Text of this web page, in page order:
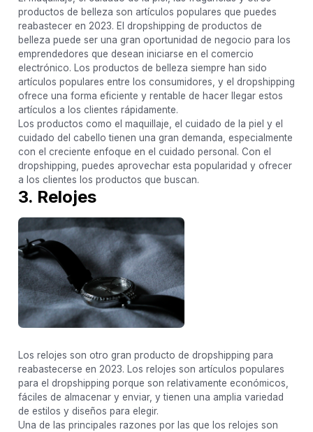
productos de belleza son artículos populares que puedes
reabastecer en 2023. El dropshipping de productos de
belleza puede ser una gran oportunidad de negocio para los
emprendedores que desean iniciarse en el comercio
electrónico. Los productos de belleza siempre han sido
artículos populares entre los consumidores, y el dropshipping
ofrece una forma eficiente y rentable de hacer llegar estos
artículos a los clientes rápidamente.
Los productos como el maquillaje, el cuidado de la piel y el
cuidado del cabello tienen una gran demanda, especialmente
con el creciente enfoque en el cuidado personal. Con el
dropshipping, puedes aprovechar esta popularidad y ofrecer
a los clientes los productos que buscan.
3. Relojes
Los relojes son otro gran producto de dropshipping para
reabastecerse en 2023. Los relojes son artículos populares
para el dropshipping porque son relativamente económicos,
fáciles de almacenar y enviar, y tienen una amplia variedad
de estilos y diseños para elegir.
Una de las principales razones por las que los relojes son